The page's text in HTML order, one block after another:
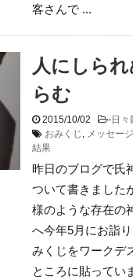
客さんで ...
人にしら
らむ
2015/10/02 -日々
おみくじ , メッセージ
結果
昨日のブログで氏
ついて書きました
様のような存在の
へ今年5月にお詣
みくじをワークデ
ところに貼ってい